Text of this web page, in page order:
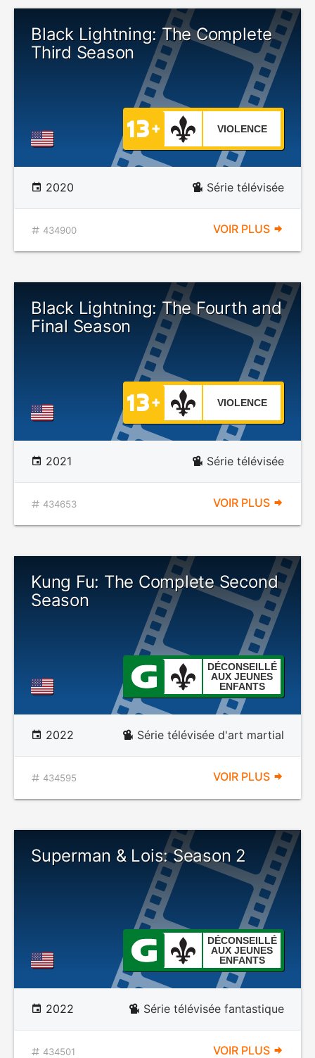
Black Lightning: The Complete
Third Season
VIOLENCE
2020 Série télévisée
434900 VOIR PLUS
Black Lightning: The Fourth and
Final Season
VIOLENCE
2021 Série télévisée
434653 VOIR PLUS
Kung Fu: The Complete Second
Season
DÉCONSEILLÉ
AUX JEUNES
ENFANTS
2022 Série télévisée d'art martial
434595 VOIR PLUS
Superman & Lois: Season 2
DÉCONSEILLÉ
AUX JEUNES
ENFANTS
2022 Série télévisée fantastique
434501 VOIR PLUS